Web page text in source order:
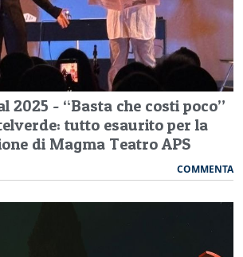
2025 - “Basta che costi poco”
tutto esaurito per la
di Magma Teatro APS
COMMENTA